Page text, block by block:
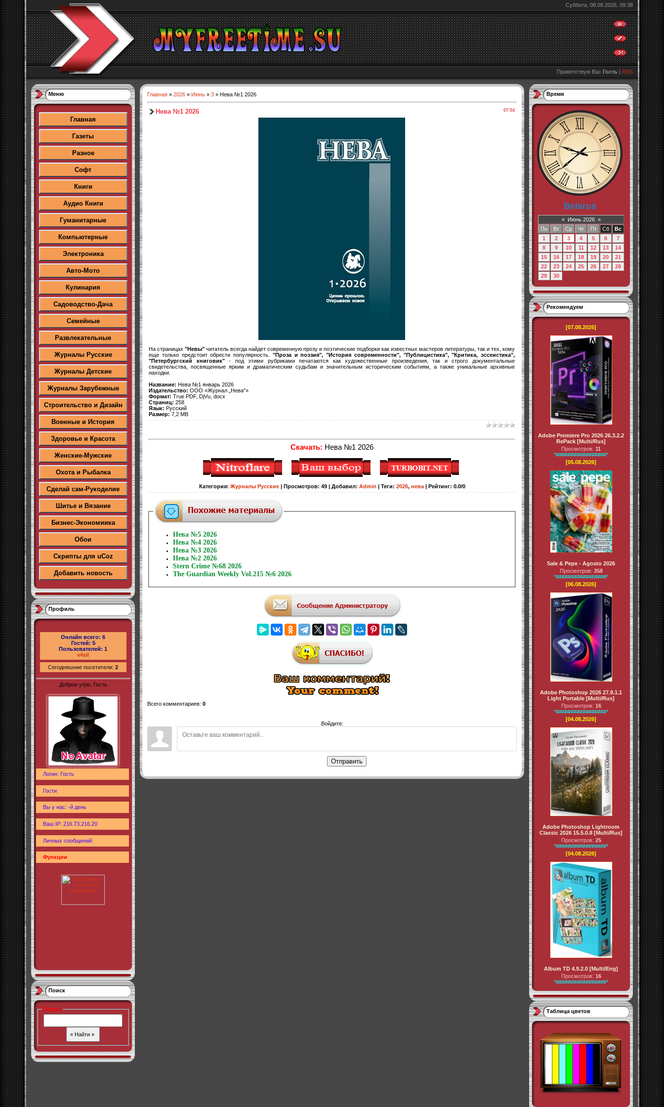
Суббота, 08.08.2026, 09:38
Приветствую Вас Гость | RSS
Меню
Главная
Газеты
Разное
Софт
Книги
Аудио Книги
Гуманитарные
Компьютерные
Электроника
Авто-Мото
Кулинария
Садоводство-Дача
Семейные
Развлекательные
Журналы Русские
Журналы Детские
Журналы Зарубежные
Строительство и Дизайн
Военные и История
Здоровье и Красота
Женские-Мужские
Охота и Рыбалка
Сделай сам-Рукоделие
Шитье и Вязание
Бизнес-Экономиика
Обои
Скрипты для uCoz
Добавить новость
Профиль
Онлайн всего: 6
Гостей: 5
Пользователей: 1
v4sil
Сегодняшние посетители: 2
Доброе утро, Гость
Логин: Гость
Гости
Вы у нас: -й день
Ваш IP: 216.73.216.20
Личных сообщений:
Функции
Поиск
Поиск:
Главная » 2026 » Июнь » 3 » Нева №1 2026
07:54
Нева №1 2026
На страницах "Невы" читатель всегда найдет современную прозу и поэтические подборки как известных мастеров литературы, так и тех, кому
еще только предстоит обрести популярность. "Проза и поэзия", "История современности", "Публицистика", "Критика, эссеистика",
"Петербургский книговик"- под этими рубриками печатаются как художественные произведения, так и строго документальные
свидетельства, посвященные ярким и драматическим судьбам и значительным историческим событиям, а также уникальные архивные
находки.
Название: Нева №1 январь 2026
Издательство: ООО «Журнал „Нева“»
Формат: True PDF, DjVu, docx
Страниц: 258
Язык: Русский
Размер: 7,2 MB
Скачать: Нева №1 2026
Категория: Журналы Русские| Просмотров: 49| Добавил: Admin Теги: 2026, нева Рейтинг: 0.0/0
Нева №5 2026
Нева №4 2026
Нева №3 2026
Нева №2 2026
Stern Crime №68 2026
The Guardian Weekly Vol.215 №6 2026
Всего комментариев: 0
Войдите:
Отправить
Время
« Июнь 2026 »
Пн
Вт Ср Чт Пт Сб
Вс
1
2 3 4 5 6
7
8
9 10 11 12 13
14
15
16 17 18 19 20
21
22
23 24 25 26 27
28
29
30
Рекомендуем
[07.08.2026]
Adobe Premiere Pro 2026 26.3.2.2
RePack [Multi/Rus]
Просмотров: 11
*#################*
[05.08.2026]
Sale & Pepe - Agosto 2026
Просмотров: 358
*#################*
[06.08.2026]
Adobe Photoshop 2026 27.9.1.1
Light Portable [Multi/Rus]
Просмотров: 16
*#################*
[04.08.2026]
Adobe Photoshop Lightroom
Classic 2026 15.5.0.8 [Multi/Rus]
Просмотров: 25
*#################*
[04.08.2026]
Album TD 4.9.2.0 [Multi/Eng]
Просмотров: 16
*#################*
Таблица цветов